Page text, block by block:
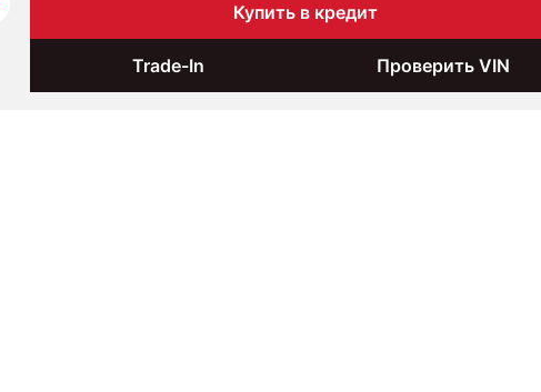
Купить в кредит
Trade-In Проверить VIN